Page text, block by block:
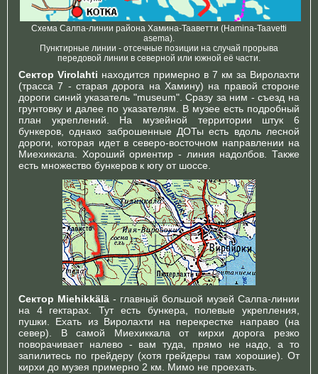
Схема Салпа-линии района Хамина-Тааветти (Hamina-Taavetti
asema).
Пунктирные линии - отсечные позиции на случай прорыва
передовой линии в северной или южной её части.
Сектор Virolahti находится примерно в 7 км за Виролахти
(трасса 7 - старая дорога на Хамину) на правой стороне
дороги синий указатель "museum". Сразу за ним - съезд на
грунтовку и далее по указателям. В музее есть подробный
план укреплений. На музейной территории штук 6
бункеров, однако заброшенные ДОТы есть вдоль лесной
дороги, которая идет в северо-восточном направлении на
Миехиккала. Хороший ориентир - линия надолбов. Также
есть множество бункеров к югу от шоссе.
Сектор Miehikkälä - главный большой музей Салпа-линии
на 4 гектарах. Тут есть бункера, полевые укрепления,
пушки. Ехать из Виролахти на перекрестке направо (на
север). В самой Миехиккала от кирхи дорога резко
поворачивает налево - вам туда, прямо не надо, а то
запилитесь по грейдеру (хотя грейдеры там хорошие). От
кирхи до музея примерно 2 км. Мимо не проехать.